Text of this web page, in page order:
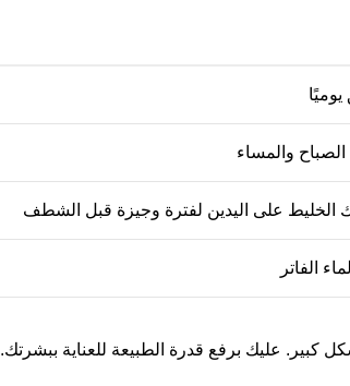
والمساء
على اليدين لفترة وجيزة قبل الشطف
كبير. عليك برفع قدرة الطبيعة للعناية ببشرتك.